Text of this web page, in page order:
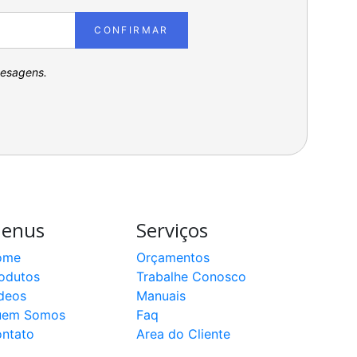
CONFIRMAR
Somos
Serviços
Orçamentos
Trabalhe Conosco
Manuais
Faq
Area do Cliente